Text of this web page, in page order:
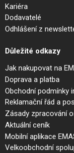
Kariéra
Dodavatelé
Odhlášení z
Důležité odkazy
Jak nakupovat na
Doprava a platba
Obchodní podmínky
Reklamační řád a
Zásady zpracování
Aktuální ceník
Mobilní aplikace
Velkoobchodní